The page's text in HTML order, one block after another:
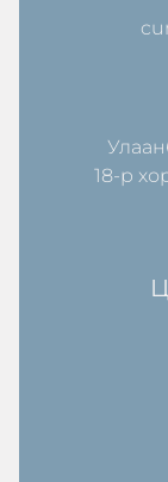
18-р